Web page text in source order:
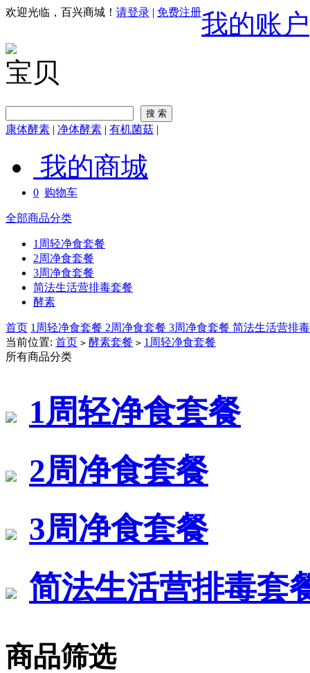
欢迎光临，百兴商城！ 请登录 | 免费注册我的账户
宝贝
康体酵素 | 净体酵素 | 有机菌菇 |
我的商城
0 购物车
全部商品分类
1周轻净食套餐
2周净食套餐
3周净食套餐
简法生活营排毒套餐
酵素
首页 1周轻净食套餐 2周净食套餐 3周净食套餐 简法生活营排
当前位置: 首页 > 酵素套餐 > 1周轻净食套餐
所有商品分类
1周轻净食套餐
2周净食套餐
3周净食套餐
简法生活营排毒套
商品筛选